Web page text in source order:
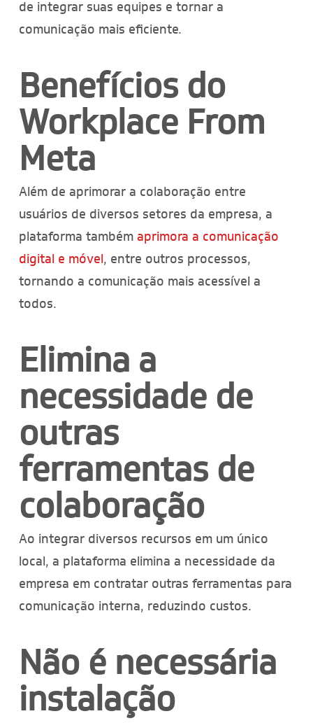
de integrar suas equipes e tornar a
comunicação mais eficiente.
Benefícios do
Workplace From
Meta
Além de aprimorar a colaboração entre
usuários de diversos setores da empresa, a
plataforma tambémaprimora a comunicação
digital e móvel, entre outros processos,
tornando a comunicação mais acessível a
todos.
Elimina a
necessidade de
outras
ferramentas de
colaboração
Ao integrar diversos recursos em um único
local, a plataforma elimina a necessidade da
empresa em contratar outras ferramentas para
comunicação interna, reduzindo custos.
Não é necessária
instalação